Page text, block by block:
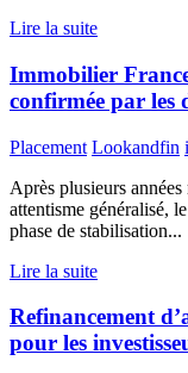
Lire la suite
Immobilier
confirmée par les
Placement Lookandfin
Après plusieurs années
attentisme généralisé,
phase de stabilisation...
Lire la suite
Refinancement
pour les